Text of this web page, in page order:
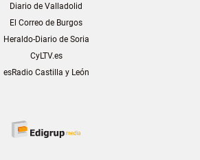
Diario de Valladolid
El Correo de Burgos
Heraldo-Diario de Soria
CyLTV.es
esRadio Castilla y León